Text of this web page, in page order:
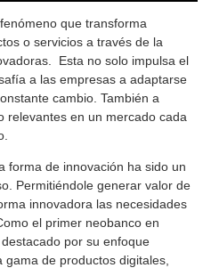
que transforma
o servicios a través de la
Esta no solo impulsa el
a las empresas a adaptarse
cambio. También a
relevantes en un mercado cada
forma de innovación ha sido un
Permitiéndole generar valor de
innovadora las necesidades
el primer neobanco en
por su enfoque
de productos digitales,